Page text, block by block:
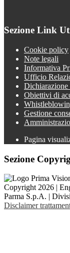
Sezione Link
Cookie policy
Note legali
Informativa
Ufficio
Dichiarazione
Obiettivi di
Gestione
Pagina
Sezione
Copyright 2026 |
Parma S.p.A. |
Disclaimer